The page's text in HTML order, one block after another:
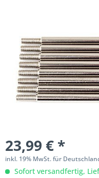
23,99 € *
inkl. 19% MwSt. für
Sofort versandfertig,